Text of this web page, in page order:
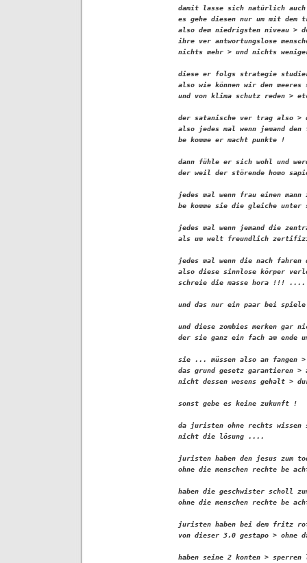
damit lasse sich natürlich
es gehe diesen nur um mit
also dem niedrigsten niveau
ihre ver antwortungslose
nichts mehr > und nichts
diese er folgs strategie
also wie können wir den meeres
und von klima schutz reden >
der satanische ver trag also >
also jedes mal wenn jemand
be komme er macht punkte !
dann fühle er sich wohl und
der weil der störende homo
jedes mal wenn frau einen
be komme sie die gleiche
jedes mal wenn jemand die
als um welt freundlich
jedes mal wenn die nach
also diese sinnlose körper
schreie die masse hora !!!
und das nur ein paar bei
und diese zombies merken gar
der sie ganz ein fach am
sie ... müssen also an fangen
das grund gesetz garantieren
nicht dessen wesens gehalt >
sonst gebe es keine zukunft !
da juristen ohne rechts wissen
nicht die lösung ....
juristen haben den jesus zum
ohne die menschen rechte be
haben die geschwister scholl
ohne die menschen rechte be
juristen haben bei dem fritz
von dieser 3.0 gestapo > ohne
haben seine 2 konten >